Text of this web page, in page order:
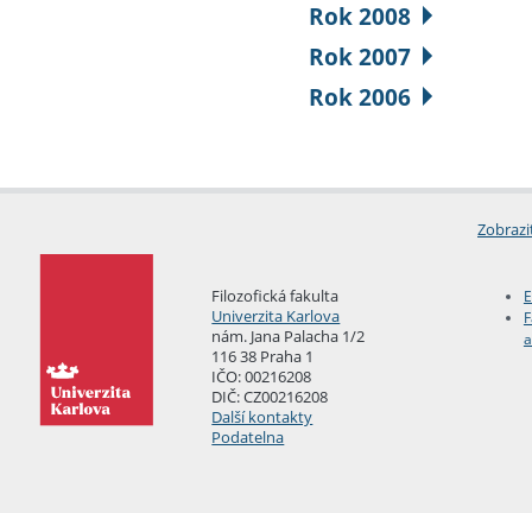
Rok 2008
Rok 2007
Rok 2006
Filozofická fakulta
Univerzita Karlova
nám. Jana Palacha 1/2
116 38 Praha 1
IČO: 00216208
DIČ: CZ00216208
Další kontakty
Podatelna